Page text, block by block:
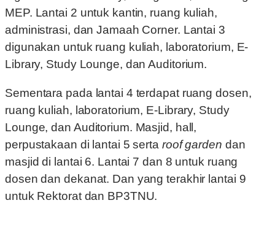
MEP. Lantai 2 untuk kantin, ruang kuliah,
administrasi, dan Jamaah Corner. Lantai 3
digunakan untuk ruang kuliah, laboratorium, E-
Library, Study Lounge, dan Auditorium.
Sementara pada lantai 4 terdapat ruang dosen,
ruang kuliah, laboratorium, E-Library, Study
Lounge, dan Auditorium. Masjid, hall,
perpustakaan di lantai 5 serta roof garden dan
masjid di lantai 6. Lantai 7 dan 8 untuk ruang
dosen dan dekanat. Dan yang terakhir lantai 9
untuk Rektorat dan BP3TNU.